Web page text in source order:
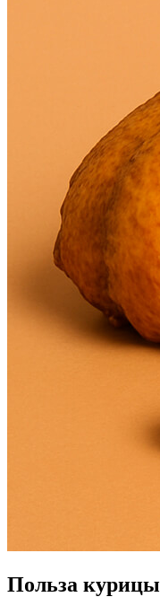
Польза курицы